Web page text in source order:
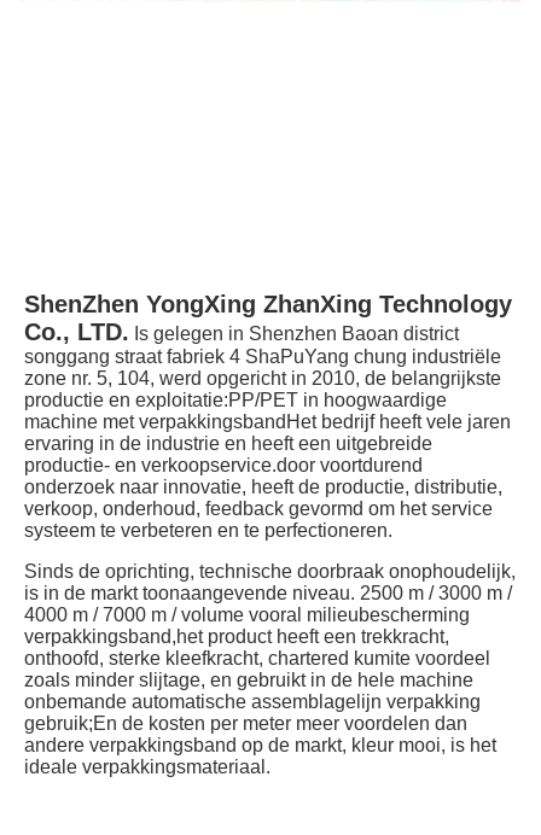
ShenZhen YongXing ZhanXing Technology
Co., LTD. Is gelegen in Shenzhen Baoan district
songgang straat fabriek 4 ShaPuYang chung industriële
zone nr. 5, 104, werd opgericht in 2010, de belangrijkste
productie en exploitatie:PP/PET in hoogwaardige
machine met verpakkingsbandHet bedrijf heeft vele jaren
ervaring in de industrie en heeft een uitgebreide
productie- en verkoopservice.door voortdurend
onderzoek naar innovatie, heeft de productie, distributie,
verkoop, onderhoud, feedback gevormd om het service
systeem te verbeteren en te perfectioneren.
Sinds de oprichting, technische doorbraak onophoudelijk,
is in de markt toonaangevende niveau. 2500 m / 3000 m /
4000 m / 7000 m / volume vooral milieubescherming
verpakkingsband,het product heeft een trekkracht,
onthoofd, sterke kleefkracht, chartered kumite voordeel
zoals minder slijtage, en gebruikt in de hele machine
onbemande automatische assemblagelijn verpakking
gebruik;En de kosten per meter meer voordelen dan
andere verpakkingsband op de markt, kleur mooi, is het
ideale verpakkingsmateriaal.